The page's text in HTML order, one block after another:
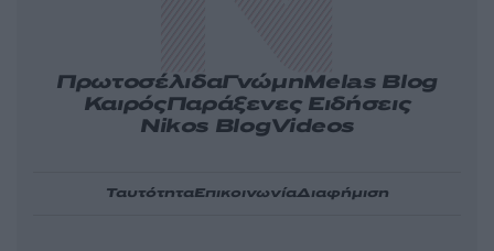
ΠρωτοσέλιδαΓνώμηMelas Blog
ΚαιρόςΠαράξενες Ειδήσεις
Nikos BlogVideos
ΤαυτότηταΕπικοινωνίαΔιαφήμιση